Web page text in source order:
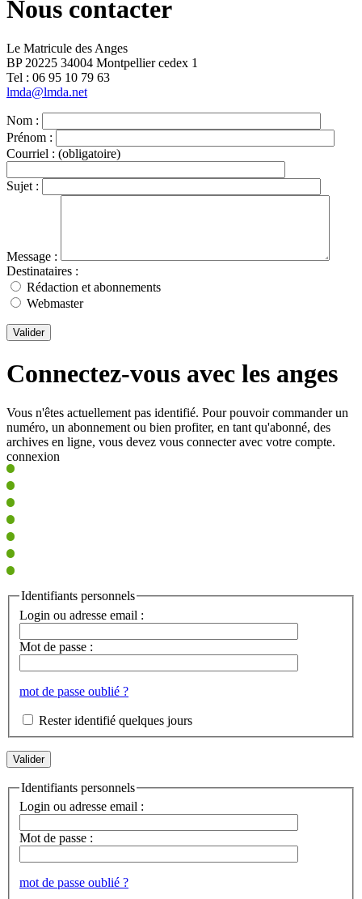
Nous contacter
Le Matricule des Anges
BP 20225 34004 Montpellier cedex 1
Tel : ‭06 95 10 79 63
lmda@lmda.net
Nom :
Prénom :
Courriel : (obligatoire)
Sujet :
Message :
Destinataires :
Rédaction et abonnements
Webmaster
Valider
Connectez-vous avec les anges
Vous n'êtes actuellement pas identifié. Pour pouvoir commander un
numéro, un abonnement ou bien profiter, en tant qu'abonné, des
archives en ligne, vous devez vous connecter avec votre compte.
connexion
Identifiants personnels
Login ou adresse email :
Mot de passe :
mot de passe oublié ?
Rester identifié quelques jours
Identifiants personnels
Login ou adresse email :
Mot de passe :
mot de passe oublié ?